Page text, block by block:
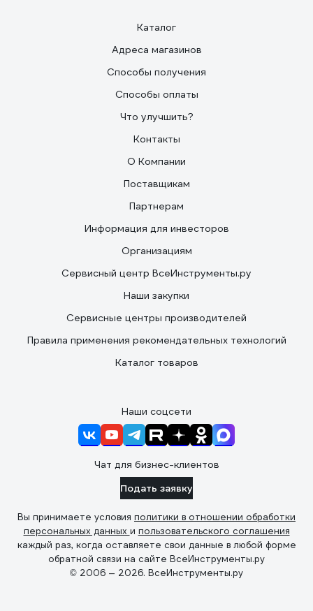
Каталог
Адреса магазинов
Способы получения
Способы оплаты
Что улучшить?
Контакты
О Компании
Поставщикам
Партнерам
Информация для инвесторов
Организациям
Сервисный центр ВсеИнструменты.ру
Наши закупки
Сервисные центры производителей
Правила применения рекомендательных технологий
Каталог товаров
Наши соцсети
Чат для бизнес-клиентов
Подать заявку
Вы принимаете условия политики в отношении обработки
персональных данных и пользовательского соглашения
каждый раз, когда оставляете свои данные в любой форме
обратной связи на сайте ВсеИнструменты.ру
© 2006 — 2026. ВсеИнструменты.ру